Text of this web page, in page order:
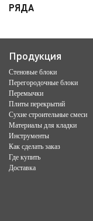
РЯДА
Продукция
Стеновые блоки
Перегородочные блоки
Перемычки
Плиты перекрытий
Сухие строительные смеси
Материалы для кладки
Инструменты
Как сделать заказ
Где купить
Доставка